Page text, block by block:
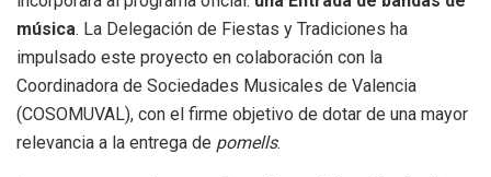
música. La Delegación de Fiestas y Tradiciones ha
impulsado este proyecto en colaboración con la
Coordinadora de Sociedades Musicales de Valencia
(COSOMUVAL), con el firme objetivo de dotar de una mayor
relevancia a la entrega de pomells.